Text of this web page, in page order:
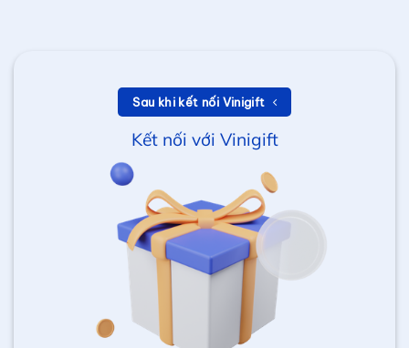
Sau khi kết nối Vinigift
Kết nối với Vinigift